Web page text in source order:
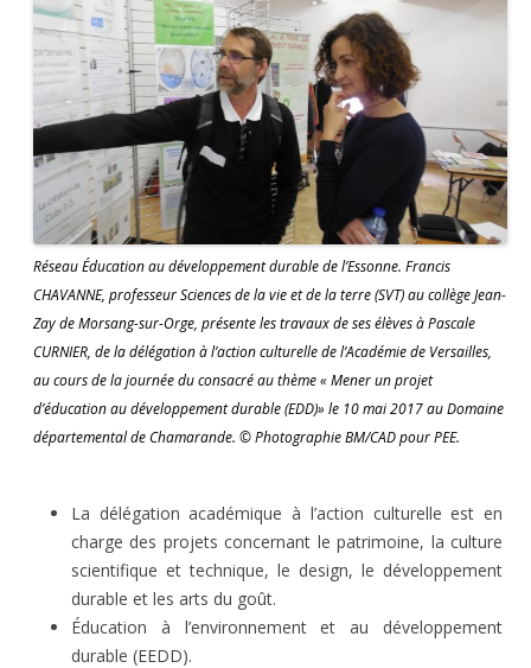
Réseau Éducation au développement durable de l’Essonne. Francis
CHAVANNE, professeur Sciences de la vie et de la terre (SVT) au collège Jean-
Zay de Morsang-sur-Orge, présente les travaux de ses élèves à Pascale
CURNIER, de la délégation à l’action culturelle de l’Académie de Versailles,
au cours de la journée du consacré au thème « Mener un projet
d’éducation au développement durable (EDD)» le 10 mai 2017 au Domaine
départemental de Chamarande. © Photographie BM/CAD pour PEE.
La délégation académique à l’action culturelle est en
charge des projets concernant le patrimoine, la culture
scientifique et technique, le design, le développement
durable et les arts du goût.
Éducation à l’environnement et au développement
durable (EEDD).